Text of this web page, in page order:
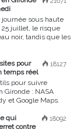
journée sous haute
juillet, le risque
noir, tandis que les
18127
pour
temps réel
pour suivre
Gironde : NASA
et Google Maps.
18092
qui
contre